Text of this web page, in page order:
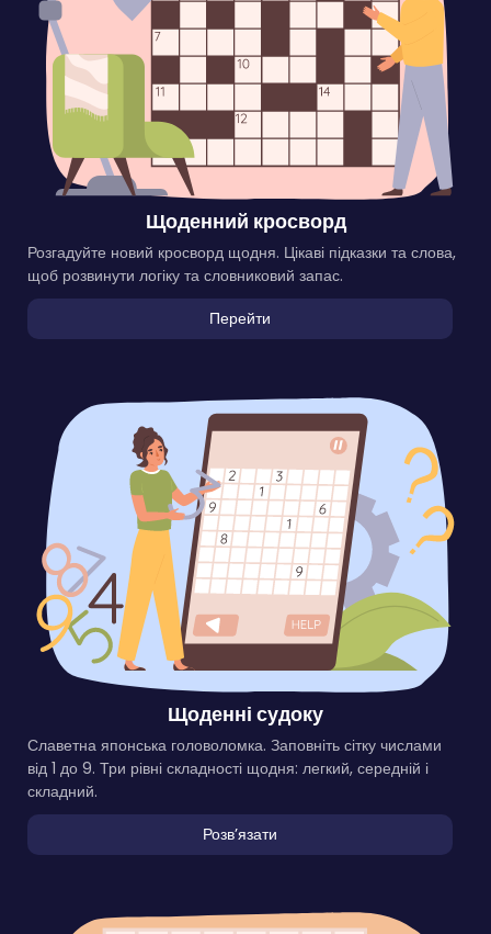
Щоденний кросворд
Розгадуйте новий кросворд щодня. Цікаві підказки та слова,
щоб розвинути логіку та словниковий запас.
Перейти
Щоденні судоку
Славетна японська головоломка. Заповніть сітку числами
від 1 до 9. Три рівні складності щодня: легкий, середній і
складний.
Розвʼязати